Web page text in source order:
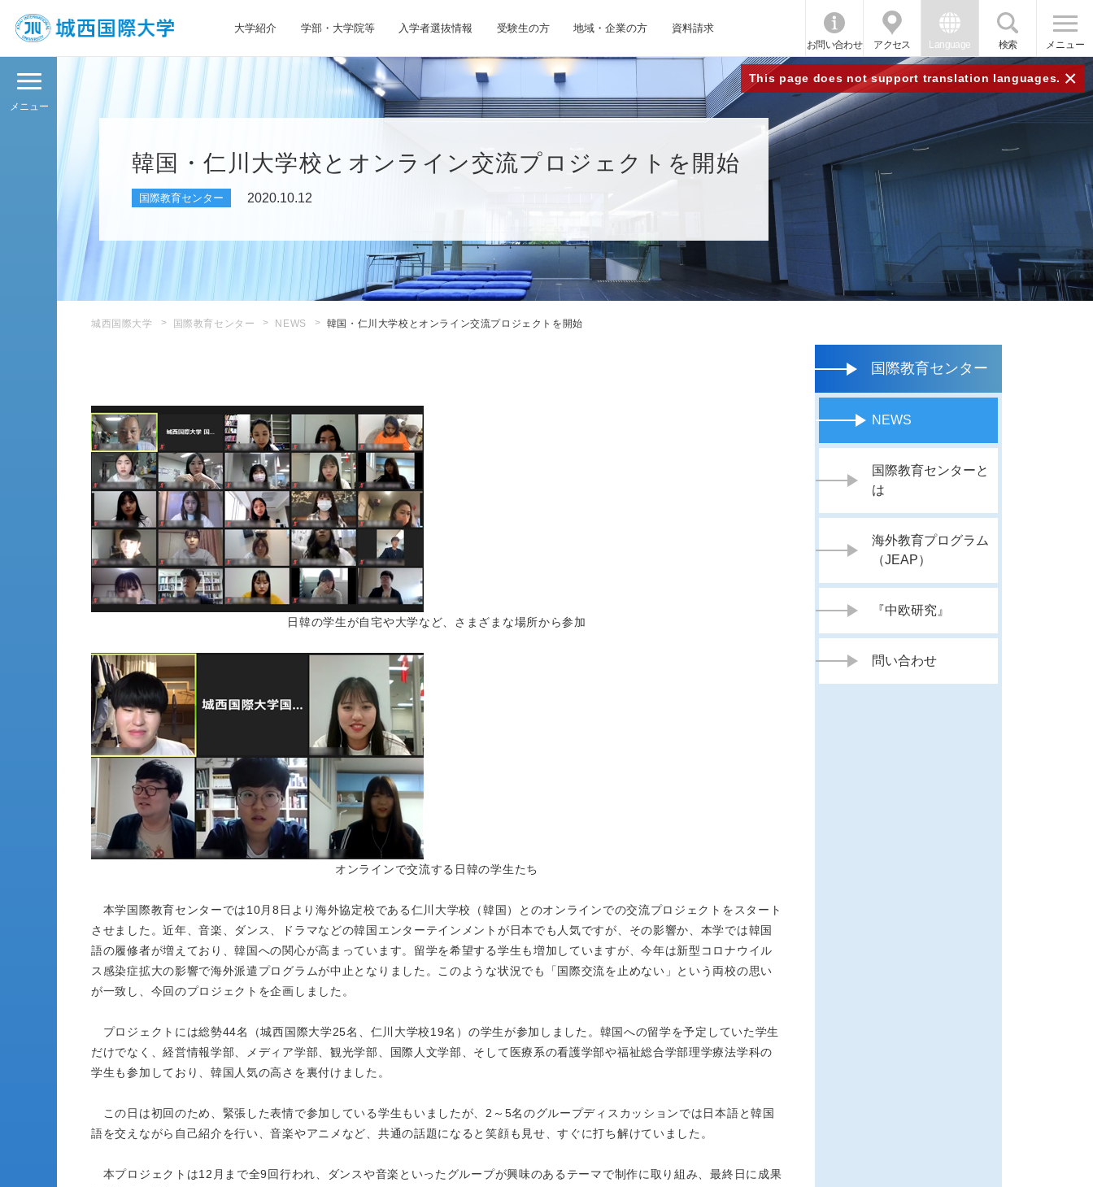
大学紹介 学部・大学院等 入学者選抜情報 受験生の方 地域・企業の方 資料請求
お問い合わせ アクセス Language 検索 メニュー
This page does not support translation languages. ×
メニュー
韓国・仁川大学校とオンライン交流プロジェクトを開始
国際教育センター 2020.10.12
城西国際大学 国際教育センター NEWS 韓国・仁川大学校とオンライン交流プロジェクトを開始
日韓の学生が自宅や大学など、さまざまな場所から参加
オンラインで交流する日韓の学生たち
本学国際教育センターでは10月8日より海外協定校である仁川大学校（韓国）とのオンラインでの交流プロジェクトをスタート
させました。近年、音楽、ダンス、ドラマなどの韓国エンターテインメントが日本でも人気ですが、その影響か、本学では韓国
語の履修者が増えており、韓国への関心が高まっています。留学を希望する学生も増加していますが、今年は新型コロナウイル
ス感染症拡大の影響で海外派遣プログラムが中止となりました。このような状況でも「国際交流を止めない」という両校の思い
が一致し、今回のプロジェクトを企画しました。
プロジェクトには総勢44名（城西国際大学25名、仁川大学校19名）の学生が参加しました。韓国への留学を予定していた学生
だけでなく、経営情報学部、メディア学部、観光学部、国際人文学部、そして医療系の看護学部や福祉総合学部理学療法学科の
学生も参加しており、韓国人気の高さを裏付けました。
この日は初回のため、緊張した表情で参加している学生もいましたが、2～5名のグループディスカッションでは日本語と韓国
語を交えながら自己紹介を行い、音楽やアニメなど、共通の話題になると笑顔も見せ、すぐに打ち解けていました。
本プロジェクトは12月まで全9回行われ、ダンスや音楽といったグループが興味のあるテーマで制作に取り組み、最終日に成果
国際教育センター
NEWS
国際教育センターと
は
海外教育プログラム
（JEAP）
『中欧研究』
問い合わせ